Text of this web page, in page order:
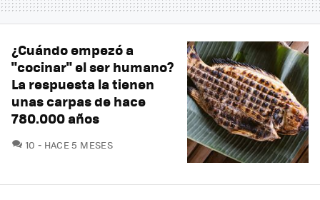
¿Cuándo empezó a
"cocinar" el ser humano?
La respuesta la tienen
unas carpas de hace
780.000 años
10 COMENTARIOS
HACE 5 MESES